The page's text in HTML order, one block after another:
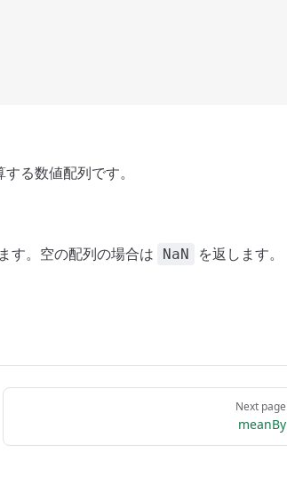
る数値配列です。
す。空の配列の場合は NaN を返します。
Next page
meanBy